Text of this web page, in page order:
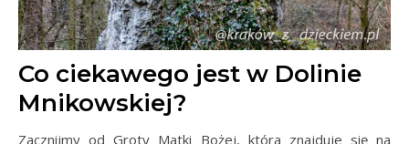
Co ciekawego jest w Dolinie
Mnikowskiej?
Zacznijmy od Groty Matki Bożej, która znajduje się na